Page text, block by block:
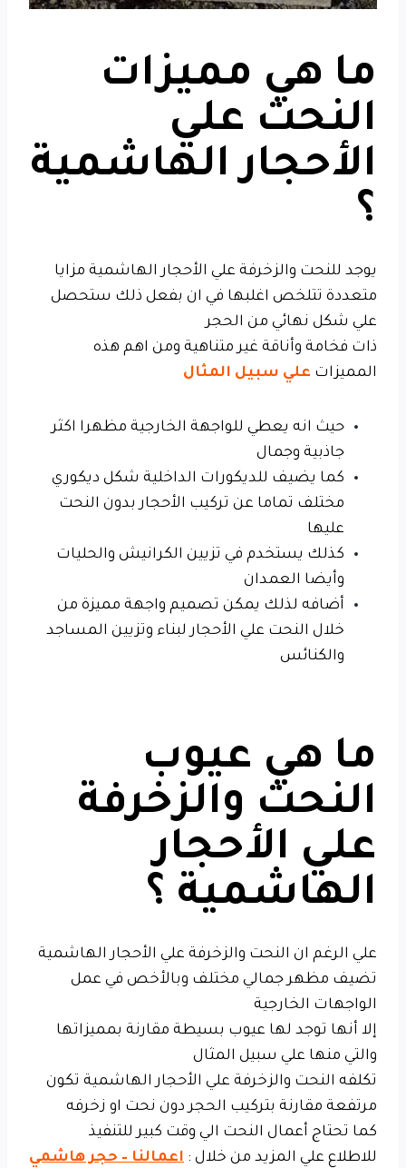
ما هي مميزات
النحت علي
الأحجار الهاشمية
؟
يوجد للنحت والزخرفة علي الأحجار الهاشمية مزايا
متعددة تتلخص اغلبها في ان بفعل ذلك ستحصل
علي شكل نهائي من الحجر
ذات فخامة وأناقة غير متناهية ومن اهم هذه
المميزات علي سبيل المثال
حيث انه يعطي للواجهة الخارجية مظهرا اكثر
جاذبية وجمال
كما يضيف للديكورات الداخلية شكل ديكوري
مختلف تماما عن تركيب الأحجار بدون النحت
عليها
كذلك يستخدم في تزيين الكرانيش والحليات
وأيضا العمدان
أضافه لذلك يمكن تصميم واجهة مميزة من
خلال النحت علي الأحجار لبناء وتزيين المساجد
والكنائس
ما هي عيوب
النحت والزخرفة
علي الأحجار
الهاشمية ؟
علي الرغم ان النحت والزخرفة علي الأحجار الهاشمية
تضيف مظهر جمالي مختلف وبالأخص في عمل
الواجهات الخارجية
إلا أنها توجد لها عيوب بسيطة مقارنة بمميزاتها
والتي منها علي سبيل المثال
تكلفه النحت والزخرفة علي الأحجار الهاشمية تكون
مرتفعة مقارنة بتركيب الحجر دون نحت او زخرفه
كما تحتاج أعمال النحت الي وقت كبير للتنفيذ
للاطلاع علي المزيد من خلال : اعمالنا – حجر هاشمي